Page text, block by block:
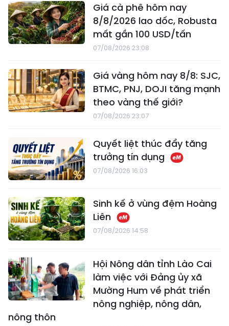
Giá cà phê hôm nay
8/8/2026 lao dốc, Robusta
mất gần 100 USD/tấn
07/08/2026 23:08
Giá vàng hôm nay 8/8: SJC,
BTMC, PNJ, DOJI tăng mạnh
theo vàng thế giới?
07/08/2026 23:07
Quyết liệt thúc đẩy tăng
trưởng tín dụng
07/08/2026 16:03
Sinh kế ở vùng đệm Hoàng
Liên
07/08/2026 14:58
Hội Nông dân tỉnh Lào Cai
làm việc với Đảng ủy xã
Mường Hum về phát triển
nông nghiệp, nông dân,
nông thôn